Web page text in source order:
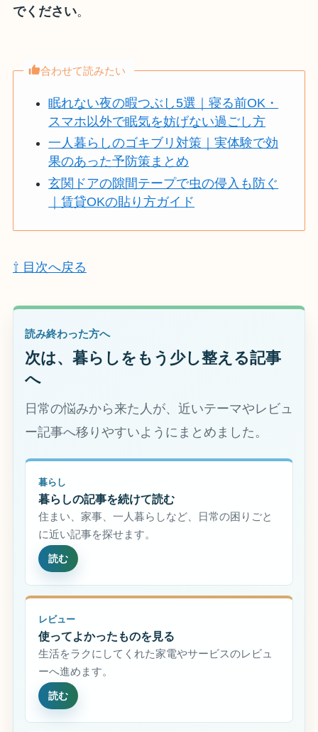
でください。
合わせて読みたい
眠れない夜の暇つぶし5選｜寝る前OK・
スマホ以外で眠気を妨げない過ごし方
一人暮らしのゴキブリ対策｜実体験で効
果のあった予防策まとめ
玄関ドアの隙間テープで虫の侵入も防ぐ
｜賃貸OKの貼り方ガイド
⇧ 目次へ戻る
読み終わった方へ
次は、暮らしをもう少し整える記事
へ
日常の悩みから来た人が、近いテーマやレビュ
ー記事へ移りやすいようにまとめました。
暮らし
暮らしの記事を続けて読む
住まい、家事、一人暮らしなど、日常の困りごと
に近い記事を探せます。
読む
レビュー
使ってよかったものを見る
生活をラクにしてくれた家電やサービスのレビュ
ーへ進めます。
読む